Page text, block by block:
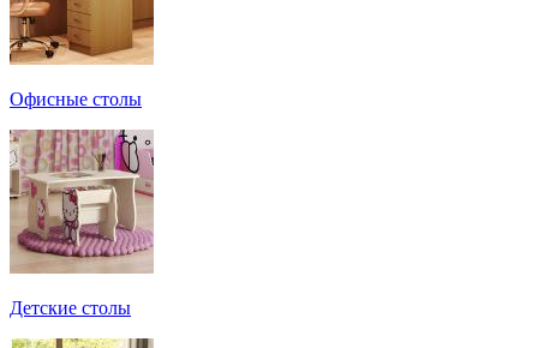
Офисные столы
Детские столы